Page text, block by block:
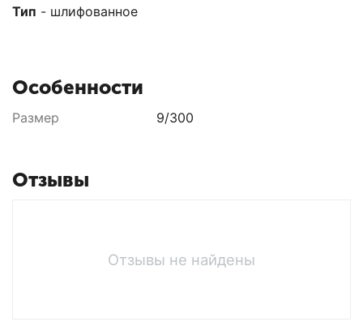
Тип - шлифованное
Особенности
Размер 9/300
Отзывы
Отзывы не найдены